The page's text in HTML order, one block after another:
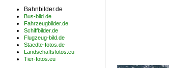
Bahnbilder.de
Bus-bild.de
Fahrzeugbilder.de
Schiffbilder.de
Flugzeug-bild.de
Staedte-fotos.de
Landschaftsfotos.eu
Tier-fotos.eu